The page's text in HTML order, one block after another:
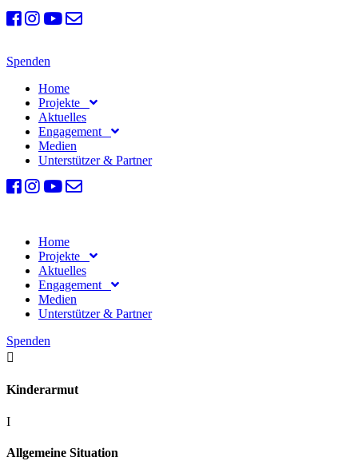
Spenden
Home
Projekte
Aktuelles
Engagement
Medien
Unterstützer & Partner
Home
Projekte
Aktuelles
Engagement
Medien
Unterstützer & Partner
Spenden

Kinderarmut
I
Allgemeine Situation